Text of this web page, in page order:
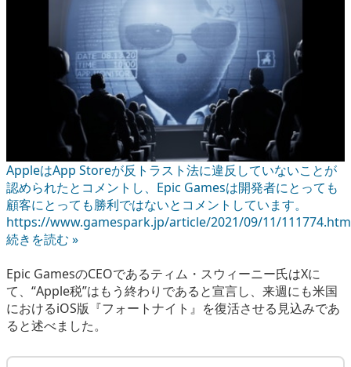
AppleはApp Storeが反トラスト法に違反していないことが
認められたとコメントし、Epic Gamesは開発者にとっても
顧客にとっても勝利ではないとコメントしています。
https://www.gamespark.jp/article/2021/09/11/
続きを読む »
Epic GamesのCEOであるティム・スウィーニー氏はXに
て、“Apple税”はもう終わりであると宣言し、来週にも米国
におけるiOS版『フォートナイト』を復活させる見込みであ
ると述べました。